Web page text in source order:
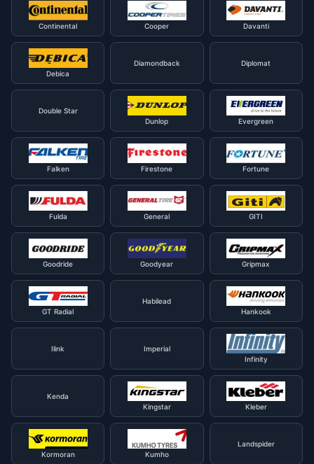
Continental Cooper Davanti
Debica
Diamondback Diplomat
Double Star
Dunlop
Evergreen
Falken Firestone Fortune
Fulda General GITI
Goodride Goodyear Gripmax
GT Radial
Habilead
Hankook
Ilink
Imperial
Infinity
Kenda
Kingstar
Kleber
Kormoran Kumho
Landspider